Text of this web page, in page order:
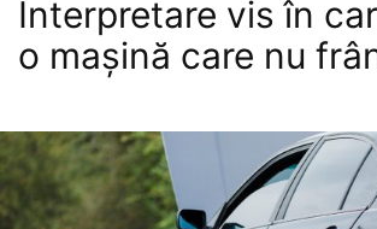
Interpretare vis în
o mașină care nu